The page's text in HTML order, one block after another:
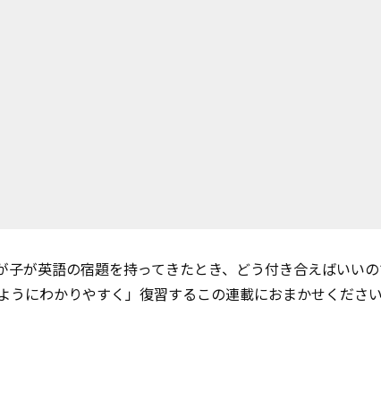
が英語の宿題を持ってきたとき、どう付き合えばいい
うにわかりやすく」復習するこの連載におまかせくださ